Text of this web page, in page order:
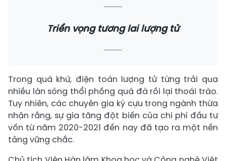
Triển vọng tương lai lượng tử
Trong quá khứ, điện toán lượng tử từng trải qua
nhiều làn sóng thổi phồng quá đà rồi lại thoái trào.
Tuy nhiên, các chuyên gia kỳ cựu trong ngành thừa
nhận rằng, sự gia tăng đột biến của chi phí đầu tư
vốn từ năm 2020-2021 đến nay đã tạo ra một nền
tảng vững chắc.